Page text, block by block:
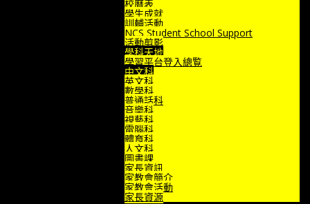
校曆表
學生成就
訓輔活動
NCS Student School Support
活動剪影
學科天地
學習平台登入總覧
中文科
英文科
數學科
普通話科
音樂科
視藝科
電腦科
體育科
人文科
圖書課
家長資訊
家教會簡介
家教會活動
家長資源